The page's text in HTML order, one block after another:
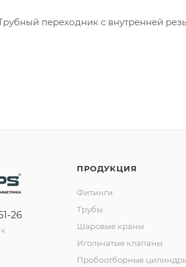
переходник с внутренней
26
ПРОДУКЦИЯ
Фитинги
Трубы
Шаровые краны
Игольчатые клапаны
Пробоотборные